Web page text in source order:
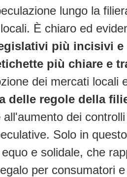
lungo la
È chiaro ed
più incisivi e
più chiare e
dei mercati locali
delle regole della
all'aumento dei
Solo in
e solidale, che
per consumatori